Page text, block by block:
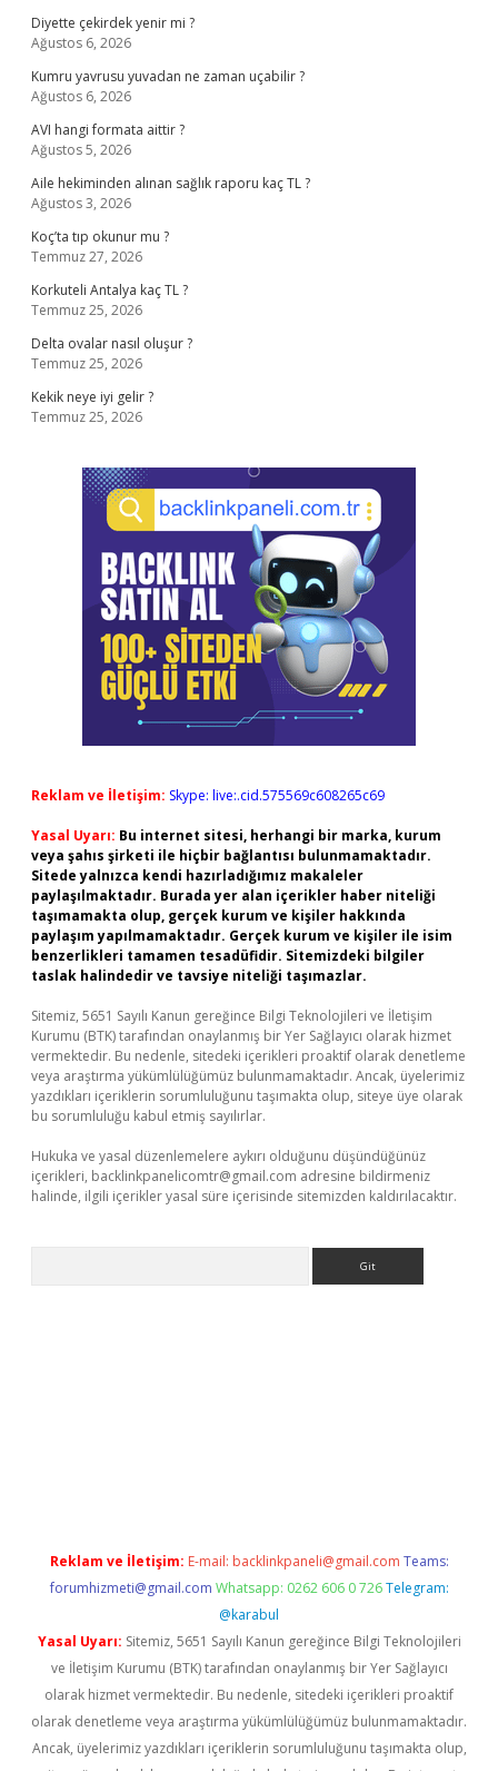
Diyette çekirdek yenir mi ?
Ağustos 6, 2026
Kumru yavrusu yuvadan ne zaman uçabilir ?
Ağustos 6, 2026
AVI hangi formata aittir ?
Ağustos 5, 2026
Aile hekiminden alınan sağlık raporu kaç TL ?
Ağustos 3, 2026
Koç’ta tıp okunur mu ?
Temmuz 27, 2026
Korkuteli Antalya kaç TL ?
Temmuz 25, 2026
Delta ovalar nasıl oluşur ?
Temmuz 25, 2026
Kekik neye iyi gelir ?
Temmuz 25, 2026
Reklam ve İletişim: Skype: live:.cid.575569c608265c69
Yasal Uyarı: Bu internet sitesi, herhangi bir marka, kurum
veya şahıs şirketi ile hiçbir bağlantısı bulunmamaktadır.
Sitede yalnızca kendi hazırladığımız makaleler
paylaşılmaktadır. Burada yer alan içerikler haber niteliği
taşımamakta olup, gerçek kurum ve kişiler hakkında
paylaşım yapılmamaktadır. Gerçek kurum ve kişiler ile isim
benzerlikleri tamamen tesadüfidir. Sitemizdeki bilgiler
taslak halindedir ve tavsiye niteliği taşımazlar.
Sitemiz, 5651 Sayılı Kanun gereğince Bilgi Teknolojileri ve İletişim
Kurumu (BTK) tarafından onaylanmış bir Yer Sağlayıcı olarak hizmet
vermektedir. Bu nedenle, sitedeki içerikleri proaktif olarak denetleme
veya araştırma yükümlülüğümüz bulunmamaktadır. Ancak, üyelerimiz
yazdıkları içeriklerin sorumluluğunu taşımakta olup, siteye üye olarak
bu sorumluluğu kabul etmiş sayılırlar.
Hukuka ve yasal düzenlemelere aykırı olduğunu düşündüğünüz
içerikleri, backlinkpanelicomtr@gmail.com adresine bildirmeniz
halinde, ilgili içerikler yasal süre içerisinde sitemizden kaldırılacaktır.
Reklam ve İletişim: E-mail: backlinkpaneli@gmail.com Teams:
forumhizmeti@gmail.com Whatsapp: 0262 606 0 726 Telegram:
@karabul
Yasal Uyarı: Sitemiz, 5651 Sayılı Kanun gereğince Bilgi Teknolojileri
ve İletişim Kurumu (BTK) tarafından onaylanmış bir Yer Sağlayıcı
olarak hizmet vermektedir. Bu nedenle, sitedeki içerikleri proaktif
olarak denetleme veya araştırma yükümlülüğümüz bulunmamaktadır.
Ancak, üyelerimiz yazdıkları içeriklerin sorumluluğunu taşımakta olup,